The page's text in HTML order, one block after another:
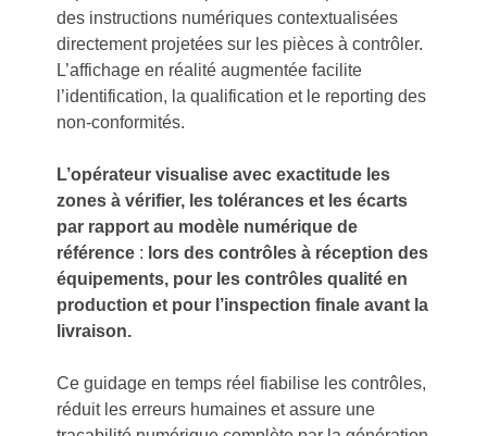
des instructions numériques contextualisées
directement projetées sur les pièces à contrôler.
L’affichage en réalité augmentée facilite
l’identification, la qualification et le reporting des
non-conformités.
L’opérateur visualise avec exactitude les
zones à vérifier, les tolérances et les écarts
par rapport au modèle numérique de
référence : lors des contrôles à réception des
équipements, pour les contrôles qualité en
production et pour l’inspection finale avant la
livraison.
Ce guidage en temps réel fiabilise les contrôles,
réduit les erreurs humaines et assure une